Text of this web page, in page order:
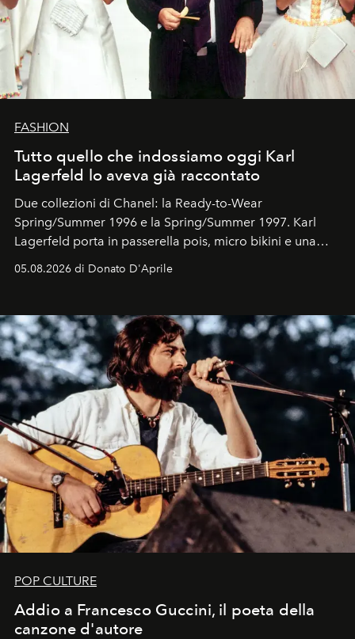
FASHION
Tutto quello che indossiamo oggi Karl
Lagerfeld lo aveva già raccontato
Due collezioni di Chanel: la Ready-to-Wear
Spring/Summer 1996 e la Spring/Summer 1997. Karl
Lagerfeld porta in passerella pois, micro bikini e una
logomania pensata per la spiaggia
Kate, Claudia e Carla una dietro l'altra. Trent'anni dopo,
uno dei documenti più contemporanei che abbiamo.
05.08.2026 di Donato D'Aprile
POP CULTURE
Addio a Francesco Guccini, il poeta della
canzone d'autore